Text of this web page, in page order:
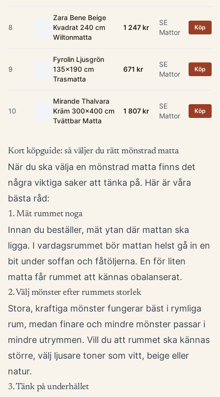
8
Zara Bene Beige
Kvadrat 240 cm
Wiltonmatta
1 247 kr
SE
Mattor
Köp
9
Fyrolin Ljusgrön
135x190 cm
Trasmatta
671 kr
SE
Mattor
Köp
10
Mirande Thalvara
Kräm 300x400 cm
Tvättbar Matta
1 807 kr
SE
Mattor
Köp
Kort köpguide: så väljer du rätt mönstrad matta
När du ska välja en mönstrad matta finns det
några viktiga saker att tänka på. Här är våra
bästa råd:
1. Mät rummet noga
Innan du beställer, mät ytan där mattan ska
ligga. I vardagsrummet bör mattan helst gå in en
bit under soffan och fåtöljerna. En för liten
matta får rummet att kännas obalanserat.
2. Välj mönster efter rummets storlek
Stora, kraftiga mönster fungerar bäst i rymliga
rum, medan finare och mindre mönster passar i
mindre utrymmen. Vill du att rummet ska kännas
större, välj ljusare toner som vitt, beige eller
natur.
3. Tänk på underhållet